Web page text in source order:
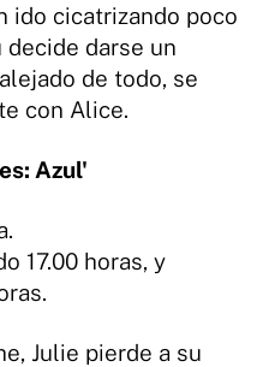
ido cicatrizando poco
decide darse un
de todo, se
con Alice.
Azul'
17.00 horas, y
Julie pierde a su